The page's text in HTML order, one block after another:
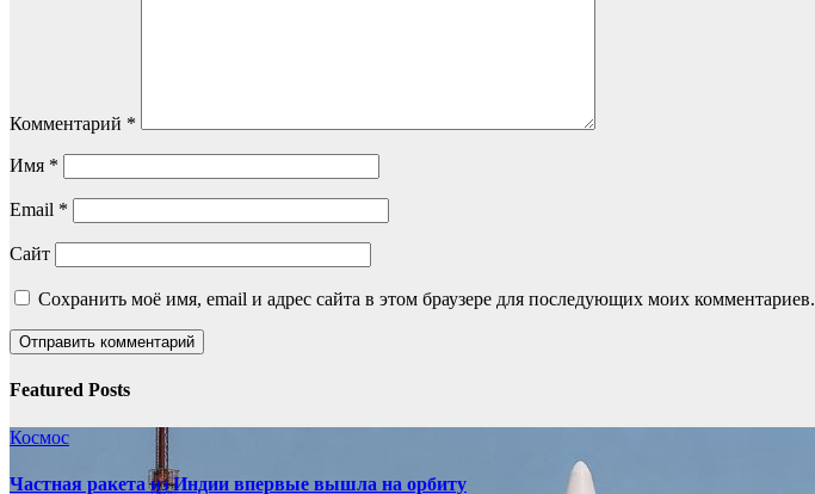
Комментарий *
Имя *
Email *
Сайт
Сохранить моё имя, email и адрес сайта в этом браузере для последующих моих комментариев.
Featured Posts
Космос
Частная ракета из Индии впервые вышла на орбиту